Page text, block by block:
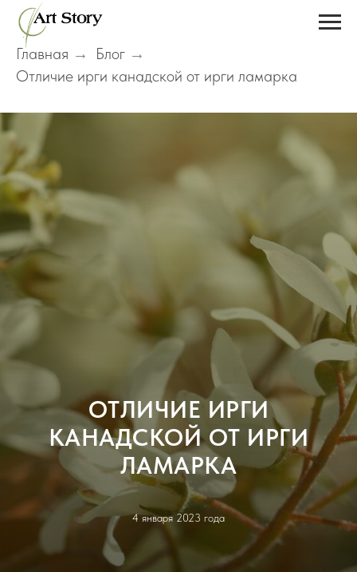
Главная → Блог →
Отличие ирги канадской от ирги ламарка
ОТЛИЧИЕ ИРГИ
КАНАДСКОЙ ОТ ИРГИ
ЛАМАРКА
4 января 2023 года